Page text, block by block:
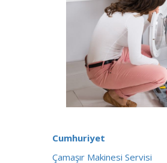
Cumhuriyet
Çamaşır Makinesi Servisi